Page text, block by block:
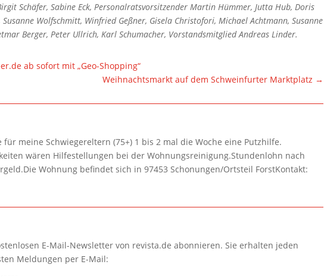
Schäfer, Sabine Eck, Personalratsvorsitzender Martin Hümmer, Jutta Hub, Doris
Wolfschmitt, Winfried Geßner, Gisela Christofori, Michael Achtmann, Susanne
Berger, Peter Ullrich, Karl Schumacher, Vorstandsmitglied Andreas Linder.
ab sofort mit „Geo-Shopping“
Weihnachtsmarkt auf dem Schweinfurter Marktplatz →
für meine Schwiegereltern (75+) 1 bis 2 mal die Woche eine Putzhilfe.
wären Hilfestellungen bei der Wohnungsreinigung.Stundenlohn nach
Wohnung befindet sich in 97453 Schonungen/Ortsteil ForstKontakt:
E-Mail-Newsletter von revista.de abonnieren. Sie erhalten jeden
Meldungen per E-Mail: